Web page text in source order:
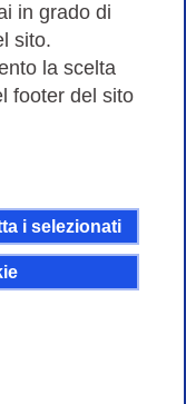
in grado di
sito.
la scelta
footer del sito
i selezionati
00185 Roma | Tel.
| Codice
|
tranne dove
della licenza